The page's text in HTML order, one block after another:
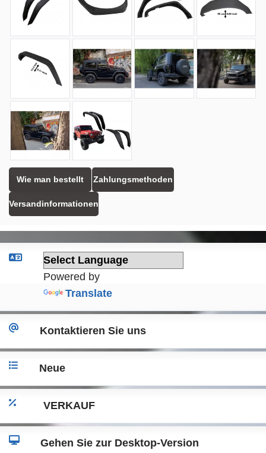
Wie man bestellt Zahlungsmethoden
Versandinformationen
Powered by
Translate
Kontaktieren Sie uns
Neue
VERKAUF
Gehen Sie zur Desktop-Version